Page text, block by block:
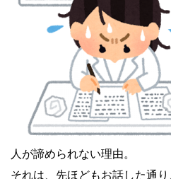
人が諦められない理由。
それは、先ほどもお話した通